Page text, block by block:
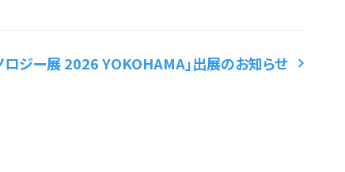
ロジー展 2026 YOKOHAMA」出展のお知らせ